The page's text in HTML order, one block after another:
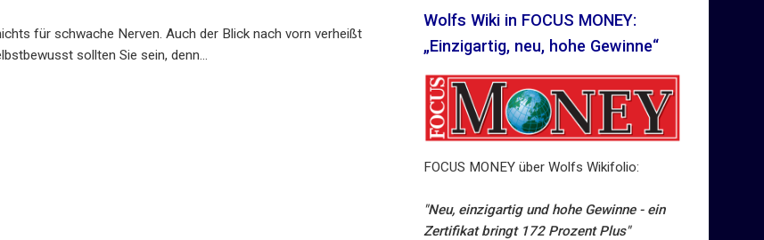
für schwache Nerven. Auch der Blick nach vorn verheißt
sollten Sie sein, denn…
Wolfs Wiki in FOCUS MONEY:
„Einzigartig, neu, hohe Gewinne“
FOCUS MONEY über Wolfs Wikifolio:
"Neu, einzigartig und hohe Gewinne - ein
Zertifikat bringt 172 Prozent Plus"